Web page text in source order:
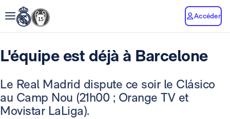
Accéder
L'équipe est déjà à Barcelone
Le Real Madrid dispute ce soir le Clásico
au Camp Nou (21h00 ; Orange TV et
Movistar LaLiga).